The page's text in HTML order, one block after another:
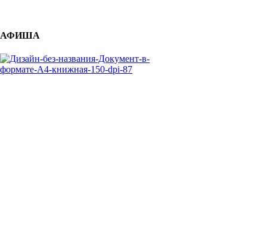
АФИША